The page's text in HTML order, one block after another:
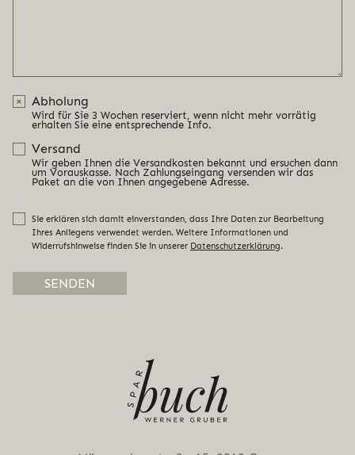
Abholung
Wird für Sie 3 Wochen reserviert, wenn nicht mehr vorrätig
erhalten Sie eine entsprechende Info.
Versand
Wir geben Ihnen die Versandkosten bekannt und ersuchen dann
um Vorauskasse. Nach Zahlungseingang versenden wir das
Paket an die von Ihnen angegebene Adresse.
Sie erklären sich damit einverstanden, dass Ihre Daten zur Bearbeitung
Ihres Anliegens verwendet werden. Weitere Informationen und
Widerrufshinweise finden Sie in unserer Datenschutzerklärung.